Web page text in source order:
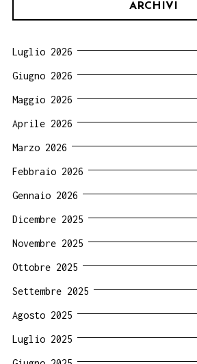
ARCHIVI
Luglio 2026
Giugno 2026
Maggio 2026
Aprile 2026
Marzo 2026
Febbraio 2026
Gennaio 2026
Dicembre 2025
Novembre 2025
Ottobre 2025
Settembre 2025
Agosto 2025
Luglio 2025